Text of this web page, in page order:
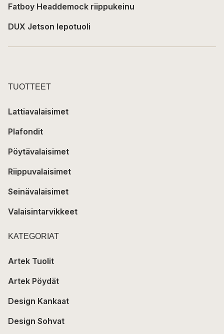
Fatboy Headdemock riippukeinu
DUX Jetson lepotuoli
TUOTTEET
Lattiavalaisimet
Plafondit
Pöytävalaisimet
Riippuvalaisimet
Seinävalaisimet
Valaisintarvikkeet
KATEGORIAT
Artek Tuolit
Artek Pöydät
Design Kankaat
Design Sohvat